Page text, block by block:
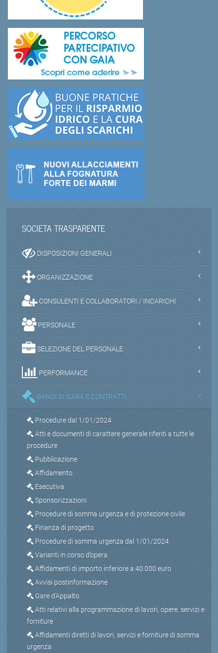
SOCIETA TRASPARENTE
DISPOSIZIONI GENERALI
ORGANIZZAZIONE
CONSULENTI E COLLABORATORI / INCARICHI
PERSONALE
SELEZIONE DEL PERSONALE
PERFORMANCE
BANDI DI GARA E CONTRATTI
Procedure dal 1/01/2024
Atti e documenti di carattere generale riferiti a tutte le
procedure
Pubblicazione
Affidamento
Esecutiva
Sponsorizzazioni
Procedure di somma urgenza e di protezione civile
Finanza di progetto
Procedure di somma urgenza dal 1/01/2024
Varianti in corso d’opera
Affidamenti di importo inferiore a 40.000 euro
Avvisi postinformazione
Gare d'Appalto
Atti relativi alla programmazione di lavori, opere, servizi e
forniture
Affidamenti diretti di lavori, servizi e forniture di somma
urgenza